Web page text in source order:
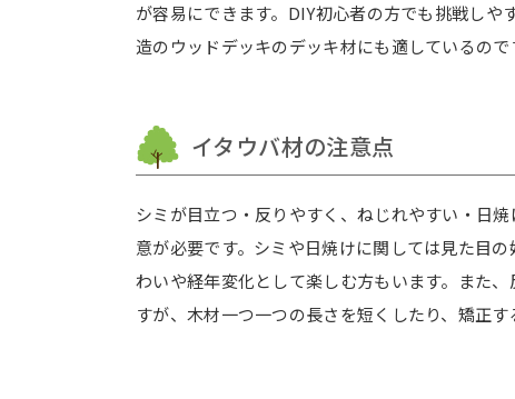
が容易にできます。DIY初心者の方でも挑戦しや
造のウッドデッキのデッキ材にも適しているので
イタウバ材の注意点
シミが目立つ・反りやすく、ねじれやすい・日
意が必要です。シミや日焼けに関しては見た目
わいや経年変化として楽しむ方もいます。また
すが、木材一つ一つの長さを短くしたり、矯正す